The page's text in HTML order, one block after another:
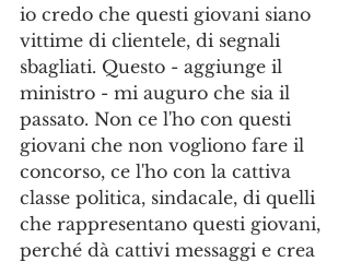
io credo che questi giovani siano
vittime di clientele, di segnali
sbagliati. Questo - aggiunge il
ministro - mi auguro che sia il
passato. Non ce l'ho con questi
giovani che non vogliono fare il
concorso, ce l'ho con la cattiva
classe politica, sindacale, di quelli
che rappresentano questi giovani,
perché dà cattivi messaggi e crea